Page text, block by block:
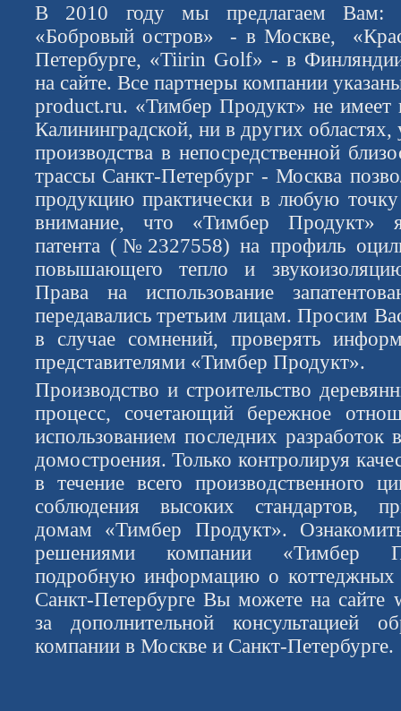
В 2010 году мы предлагаем Вам:
«Бобровый остров» - в Москве,
Петербурге, «Tiirin Golf» - в
на сайте. Все партнеры компании
product.ru. «Тимбер Продукт» не имеет
Калининградской, ни в других
производства в непосредственной
трассы Санкт-Петербург - Москва
продукцию практически в любую
внимание, что «Тимбер Продукт»
патента (№2327558) на профиль
повышающего тепло и
Права на использование
передавались третьим лицам. Просим
в случае сомнений, проверять
представителями «Тимбер Продукт».
Производство и строительство
процесс, сочетающий бережное
использованием последних разработок
домостроения. Только контролируя
в течение всего производственного
соблюдения высоких стандартов,
домам «Тимбер Продукт».
решениями компании «Тимбер
подробную информацию о
Санкт-Петербурге Вы можете на сайте
за дополнительной консультацией
компании в Москве и Санкт-